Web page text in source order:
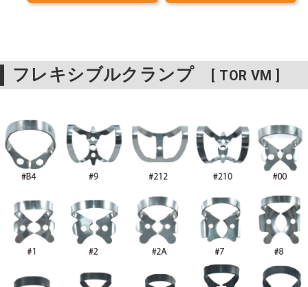
フレキシブルクランプ [ TOR VM ]